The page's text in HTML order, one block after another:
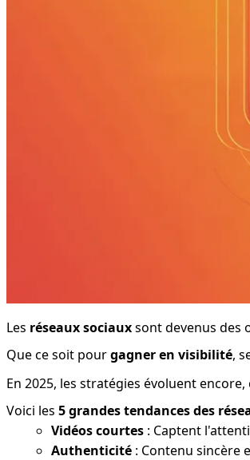
Les réseaux sociaux sont devenus des
Que ce soit pour gagner en visibilité,
En 2025, les stratégies évoluent
Voici les 5 grandes tendances des
Vidéos courtes : Captent
Authenticité : Contenu sincère